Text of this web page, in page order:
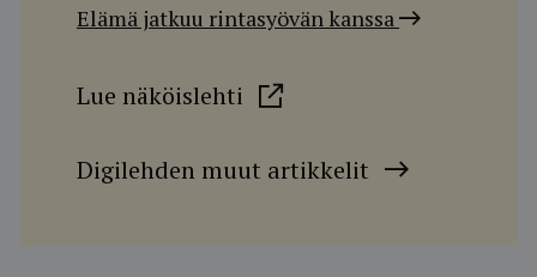
Elämä jatkuu rintasyövän kanssa
Lue näköislehti
Digilehden muut artikkelit